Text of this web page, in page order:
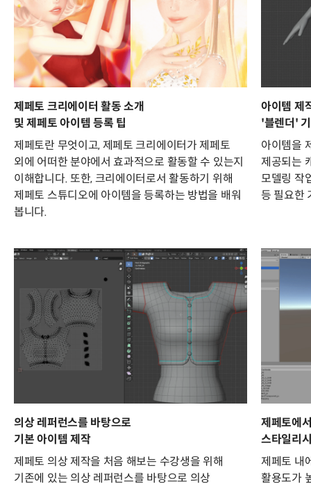
제페토 크리에이터 활동 소개
및 제페토 아이템 등록 팁
제페토란 무엇이고, 제페토 크리에이터가 제페토
외에 어떠한 분야에서 효과적으로 활동할 수 있는지
이해합니다. 또한, 크리에이터로서 활동하기 위해
제페토 스튜디오에 아이템을 등록하는 방법을 배워
봅니다.
아이템 제
'블렌더'
아이템을
제공되는
모델링 작
등 필요한
의상 레퍼런스를 바탕으로
기본 아이템 제작
제페토 의상 제작을 처음 해보는 수강생을 위해
기존에 있는 의상 레퍼런스를 바탕으로 의상
제페토에
스타일리
제페토 내
활용도가